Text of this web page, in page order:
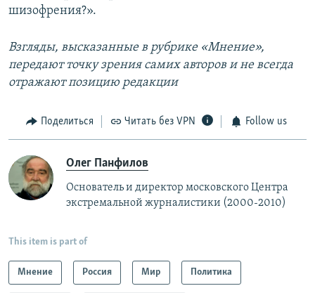
шизофрения?».
Взгляды, высказанные в рубрике «Мнение»,
передают точку зрения самих авторов и не всегда
отражают позицию редакции
Поделиться Читать без VPN Follow us
Олег Панфилов
Основатель и директор московского Центра
экстремальной журналистики (2000-2010)
This item is part of
Мнение Россия Мир Политика